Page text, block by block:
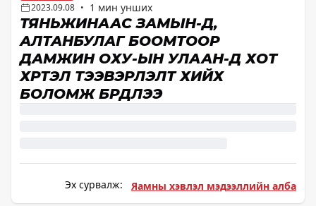
2023.09.08 • 1 мин унших
ТЯНЬЖИНААС ЗАМЫН-ҮҮД,
АЛТАНБУЛАГ БООМТООР
ДАМЖИН ОХУ-ЫН УЛААН-ҮД ХОТ
ХҮРТЭЛ ТЭЭВЭРЛЭЛТ ХИЙХ
БОЛОМЖ БҮРДЛЭЭ
Эх сурвалж: Яамны хэвлэл мэдээллийн алба